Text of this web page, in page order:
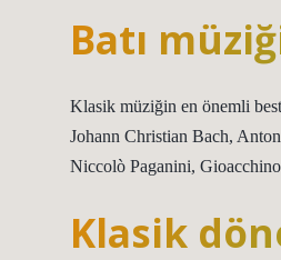
Batı
Klasik müziğin en önemli
Johann Christian Bach,
Niccolò Paganini,
Klasik